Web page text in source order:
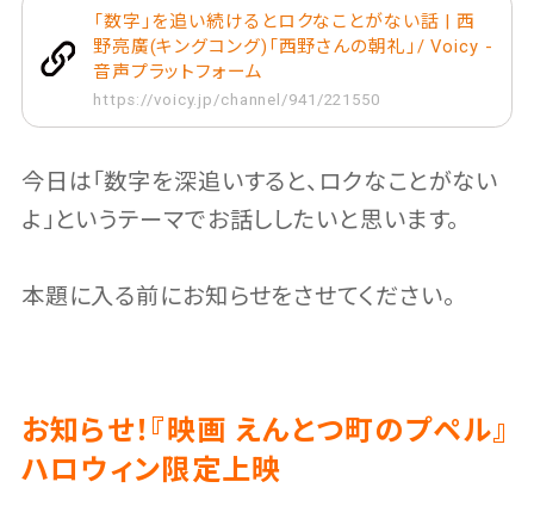
「数字」を追い続けるとロクなことがない話 | 西
野亮廣(キングコング)「西野さんの朝礼」/ Voicy -
音声プラットフォーム
https://voicy.jp/channel/941/221550
今日は「数字を深追いすると、ロクなことがない
よ」というテーマでお話ししたいと思います。
本題に入る前にお知らせをさせてください。
お知らせ！『映画 えんとつ町のプペル』
ハロウィン限定上映